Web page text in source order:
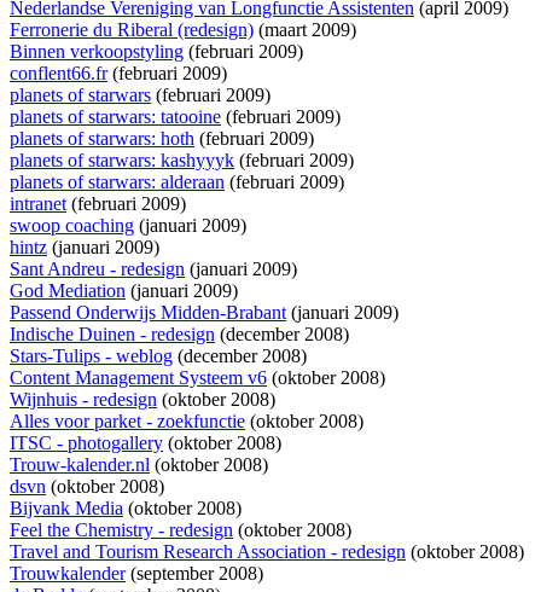
Nederlandse Vereniging van Longfunctie Assistenten (april 2009)
Ferronerie du Riberal (redesign) (maart 2009)
Binnen verkoopstyling (februari 2009)
conflent66.fr(februari 2009)
planets of starwars (februari 2009)
planets of starwars: tatooine (februari 2009)
planets of starwars: hoth (februari 2009)
planets of starwars: kashyyyk (februari 2009)
planets of starwars: alderaan (februari 2009)
intranet(februari 2009)
swoop coaching (januari 2009)
hintz (januari 2009)
Sant Andreu - redesign (januari 2009)
God Mediation (januari 2009)
Passend Onderwijs Midden-Brabant(januari 2009)
Indische Duinen - redesign (december 2008)
Stars-Tulips - weblog (december 2008)
Content Management Systeem v6 (oktober 2008)
Wijnhuis - redesign (oktober 2008)
Alles voor parket - zoekfunctie (oktober 2008)
ITSC - photogallery (oktober 2008)
Trouw-kalender.nl (oktober 2008)
dsvn (oktober 2008)
Bijvank Media (oktober 2008)
Feel the Chemistry - redesign (oktober 2008)
Travel and Tourism Research Association - redesign (oktober 2008)
Trouwkalender(september 2008)